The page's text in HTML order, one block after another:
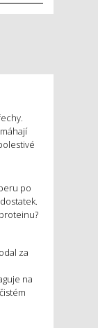
po
za
na